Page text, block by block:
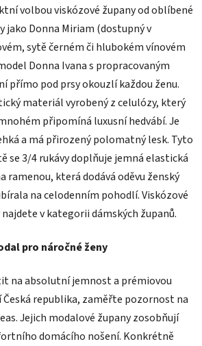
volbou viskózové župany od oblíbené
jako Donna Miriam (dostupný v
sytě černém či hlubokém vínovém
Donna Ivana s propracovaným
přímo pod prsy okouzlí každou ženu.
materiál vyrobený z celulózy, který
připomíná luxusní hedvábí. Je
a má přirozený polomatný lesk. Tyto
se 3/4 rukávy doplňuje jemná elastická
ramenou, která dodává oděvu ženský
na celodenním pohodlí. Viskózové
v kategorii dámských županů.
pro náročné ženy
na absolutní jemnost a prémiovou
republika, zaměřte pozornost na
Jejich modalové župany zosobňují
domácího nošení. Konkrétně